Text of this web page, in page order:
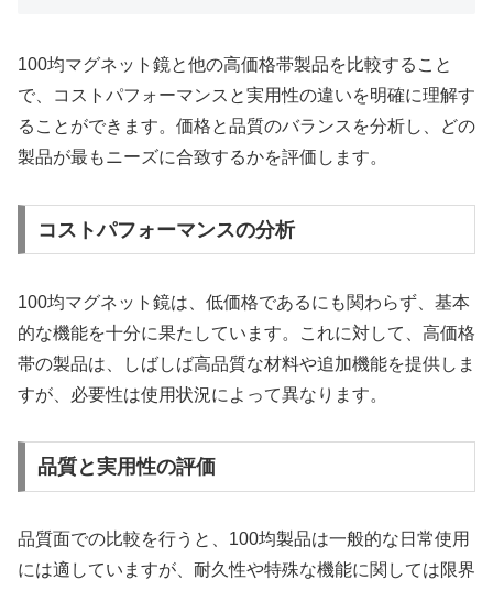
100均マグネット鏡と他の高価格帯製品を比較すること
で、コストパフォーマンスと実用性の違いを明確に理解す
ることができます。価格と品質のバランスを分析し、どの
製品が最もニーズに合致するかを評価します。
コストパフォーマンスの分析
100均マグネット鏡は、低価格であるにも関わらず、基本
的な機能を十分に果たしています。これに対して、高価格
帯の製品は、しばしば高品質な材料や追加機能を提供しま
すが、必要性は使用状況によって異なります。
品質と実用性の評価
品質面での比較を行うと、100均製品は一般的な日常使用
には適していますが、耐久性や特殊な機能に関しては限界